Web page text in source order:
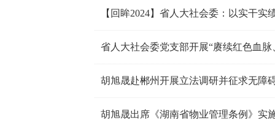
【回眸2024】省人大社会委：以实干实
省人大社会委党支部开展“赓续红色血
胡旭晟赴郴州开展立法调研并征求无障
胡旭晟出席《湖南省物业管理条例》实